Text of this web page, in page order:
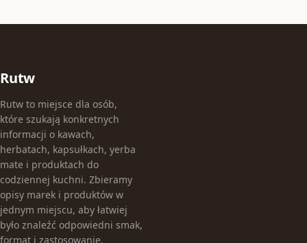
Rutw
Rutw to miejsce dla osób,
które szukają konkretnych
informacji o kawach,
herbatach, kapsułkach, yerba
mate i produktach do
codziennej kuchni. Zbieramy
opisy marek i produktów w
jednym miejscu, aby łatwiej
było znaleźć odpowiedni smak,
format i zastosowanie.